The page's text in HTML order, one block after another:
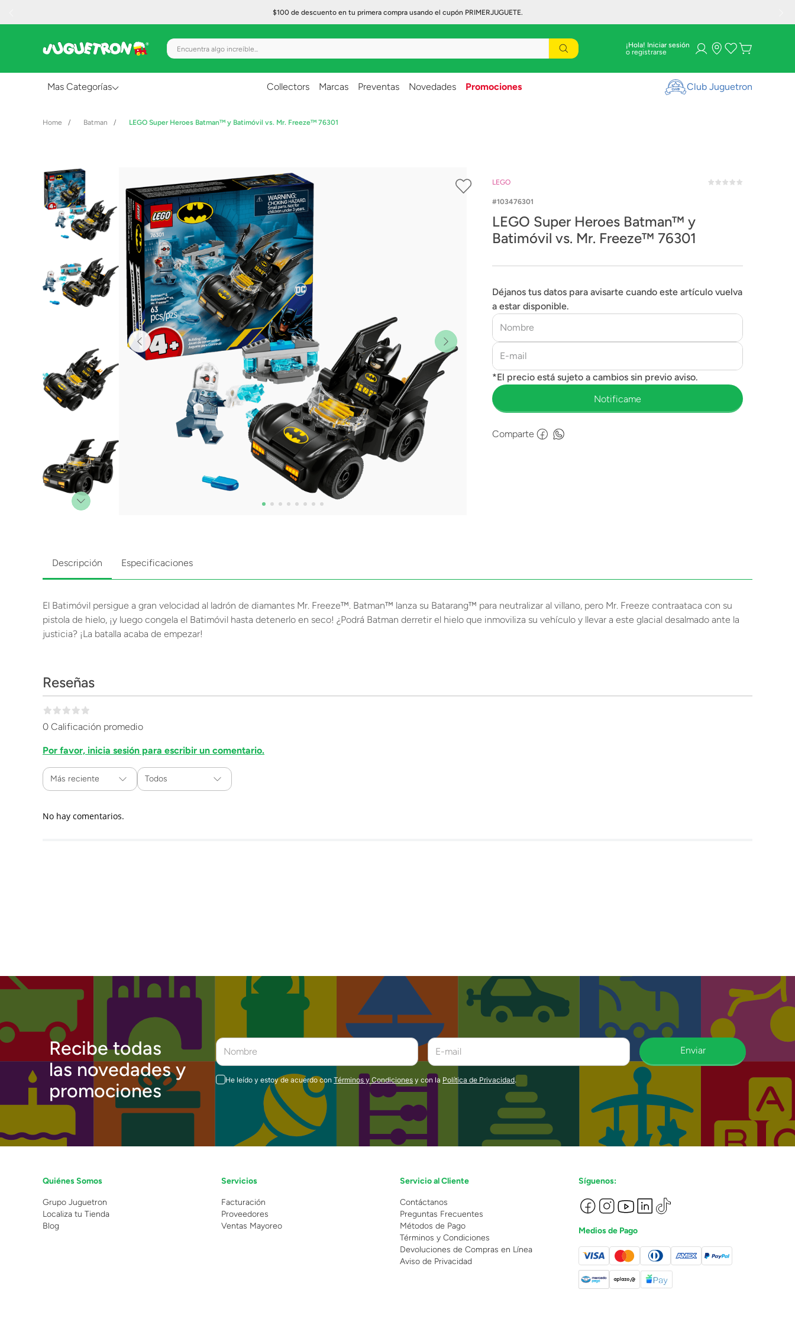
$100 de descuento en tu primera compra usando el cupón PRIMERJUGUETE.
Encuentra algo increíble... ¡Hola! Iniciar sesión
Mas Categorías
Creatividad y Arte
Figuras de Acción
Gadgets y Electrónicos
Juegos de Mesa
Lanzadores
Muñecas
Peluches
Vehículos y Pistas
Collectors Marcas Preventas Novedades Promociones Club Juguetron
Batman LEGO Super Heroes Batman™ y Batimóvil vs. Mr. Freeze™ 76301
LEGO
103476301
LEGO Super Heroes Batman™ y
Batimóvil vs. Mr. Freeze™ 76301
Déjanos tus datos para avisarte cuando este artículo vuelva
a estar disponible.
Comparte
Descripción Especificaciones
El Batimóvil persigue a gran velocidad al ladrón de diamantes Mr. Freeze™. Batman™ lanza su Batarang™ para neutralizar al villano, pero Mr. Freeze contraataca con su
pistola de hielo, ¡y luego congela el Batimóvil hasta detenerlo en seco! ¿Podrá Batman derretir el hielo que inmoviliza su vehículo y llevar a este glacial desalmado ante la
justicia? ¡La batalla acaba de empezar!
Reseñas
0 Calificación promedio
Por favor, inicia sesión para escribir un comentario.
Más reciente Todos
No hay comentarios.
Recibe todas
las novedades y
promociones
Enviar
He leído y estoy de acuerdo con Términos y Condiciones y con la Política de Privacidad.
Quiénes Somos
Grupo Juguetron
Localiza tu Tienda
Blog
Servicios
Facturación
Proveedores
Ventas Mayoreo
Servicio al Cliente
Contáctanos
Preguntas Frecuentes
Métodos de Pago
Términos y Condiciones
Devoluciones de Compras en Línea
Aviso de Privacidad
Síguenos:
Medios de Pago